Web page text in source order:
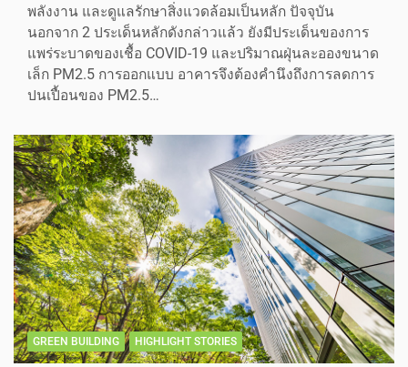
พลังงาน และดูแลรักษาสิ่งแวดล้อมเป็นหลัก ปัจจุบัน
นอกจาก 2 ประเด็นหลักดังกล่าวแล้ว ยังมีประเด็นของการ
แพร่ระบาดของเชื้อ COVID-19 และปริมาณฝุ่นละอองขนาด
เล็ก PM2.5 การออกแบบ อาคารจึงต้องคำนึงถึงการลดการ
ปนเปื้อนของ PM2.5…
GREEN BUILDING HIGHLIGHT STORIES